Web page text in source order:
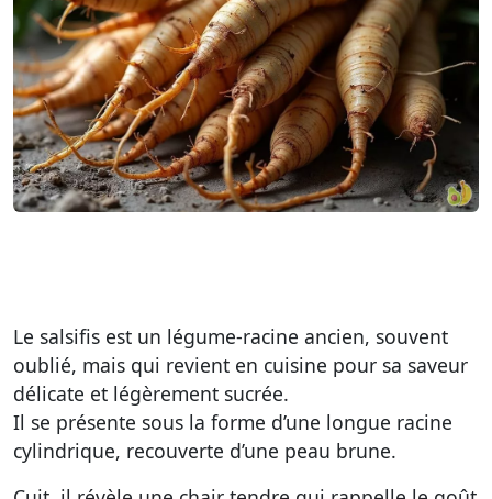
Le salsifis est un légume-racine ancien, souvent
oublié, mais qui revient en cuisine pour sa saveur
délicate et légèrement sucrée.
Il se présente sous la forme d’une longue racine
cylindrique, recouverte d’une peau brune.